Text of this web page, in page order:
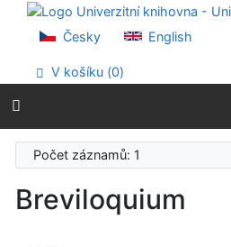
Přejít na obsah
Přejít na menu
Prohlášení o webové přístupnosti
Česky English
V košíku (0)
Počet záznamů: 1
Breviloquium